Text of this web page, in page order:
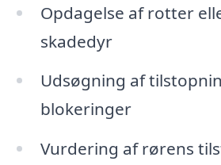
Opdagelse af rotter
skadedyr
Udsøgning af
blokeringer
Vurdering af rørens